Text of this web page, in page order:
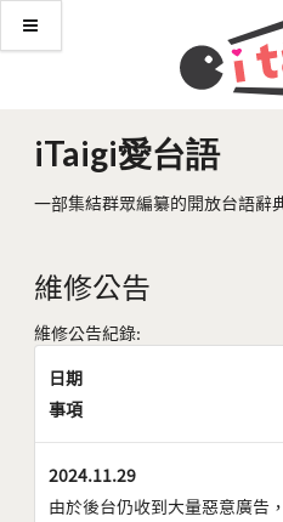
iTaigi愛台語
一部集結群眾編纂的開放台語辭
維修公告
維修公告紀錄:
日期
事項
2024.11.29
由於後台仍收到大量惡意廣告